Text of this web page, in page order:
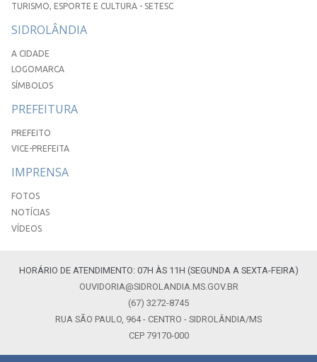
TURISMO, ESPORTE E CULTURA - SETESC
SIDROLÂNDIA
A CIDADE
LOGOMARCA
SÍMBOLOS
PREFEITURA
PREFEITO
VICE-PREFEITA
IMPRENSA
FOTOS
NOTÍCIAS
VÍDEOS
HORÁRIO DE ATENDIMENTO: 07H ÀS 11H (SEGUNDA A SEXTA-FEIRA)
OUVIDORIA@SIDROLANDIA.MS.GOV.BR
(67) 3272-8745
RUA SÃO PAULO, 964 - CENTRO - SIDROLÂNDIA/MS
CEP 79170-000